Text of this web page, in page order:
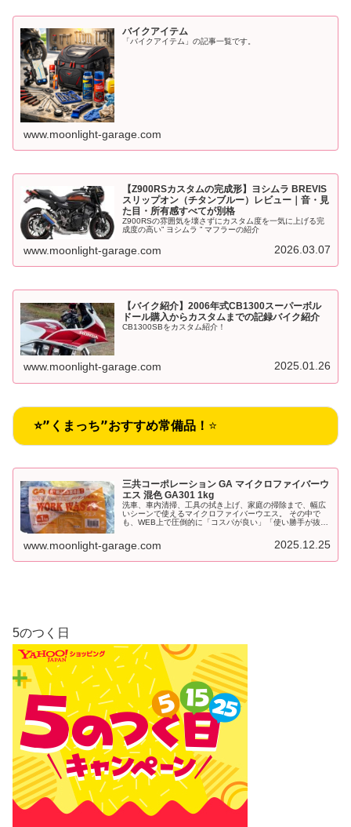
バイクアイテム
「バイクアイテム」の記事一覧です。
www.moonlight-garage.com
【Z900RSカスタムの完成形】ヨシムラ BREVIS
スリップオン（チタンブルー）レビュー｜音・見
た目・所有感すべてが別格
Z900RSの雰囲気を壊さずにカスタム度を一気に上げる完
成度の高い” ヨシムラ ” マフラーの紹介
www.moonlight-garage.com 2026.03.07
【バイク紹介】2006年式CB1300スーパーボル
ドール購入からカスタムまでの記録バイク紹介
CB1300SBをカスタム紹介！
www.moonlight-garage.com 2025.01.26
⭐”くまっち”おすすめ常備品！ ⭐
三共コーポレーション GA マイクロファイバーウ
エス 混色 GA301 1kg
洗車、車内清掃、工具の拭き上げ、家庭の掃除まで、幅広
いシーンで使えるマイクロファイバーウエス。 その中で
も、WEB上で圧倒的に「コスパが良い」「使い勝手が抜
クロファイバーウエス 混色 GA301 1kgです。
www.moonlight-garage.com 2025.12.25
5のつく日